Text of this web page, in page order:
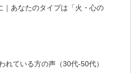
｜あなたのタイプは「火・心の
れている方の声（30代-50代）